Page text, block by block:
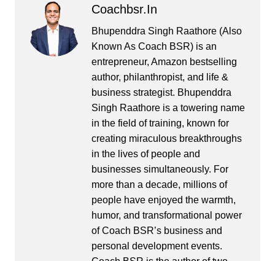
Coachbsr.in
Bhupenddra Singh Raathore (Also
Known As Coach BSR) is an
entrepreneur, Amazon bestselling
author, philanthropist, and life &
business strategist. Bhupenddra
Singh Raathore is a towering name
in the field of training, known for
creating miraculous breakthroughs
in the lives of people and
businesses simultaneously. For
more than a decade, millions of
people have enjoyed the warmth,
humor, and transformational power
of Coach BSR’s business and
personal development events.